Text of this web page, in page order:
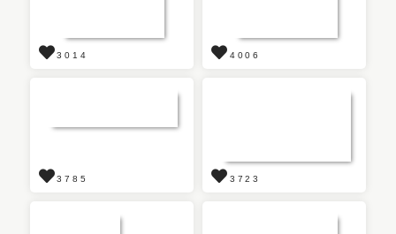
3014 4006
3785 3723